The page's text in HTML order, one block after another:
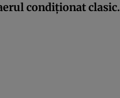
condiționat clasic.